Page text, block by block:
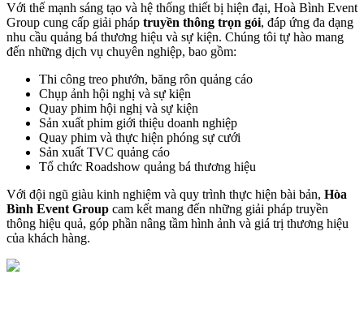
Với thế mạnh sáng tạo và hệ thống thiết bị hiện đại, Hoà Bình Event
Group cung cấp giải pháp truyền thông trọn gói, đáp ứng đa dạng
nhu cầu quảng bá thương hiệu và sự kiện. Chúng tôi tự hào mang
đến những dịch vụ chuyên nghiệp, bao gồm:
Thi công treo phướn, băng rôn quảng cáo
Chụp ảnh hội nghị và sự kiện
Quay phim hội nghị và sự kiện
Sản xuất phim giới thiệu doanh nghiệp
Quay phim và thực hiện phóng sự cưới
Sản xuất TVC quảng cáo
Tổ chức Roadshow quảng bá thương hiệu
Với đội ngũ giàu kinh nghiệm và quy trình thực hiện bài bản, Hòa
Bình Event Group cam kết mang đến những giải pháp truyền
thông hiệu quả, góp phần nâng tầm hình ảnh và giá trị thương hiệu
của khách hàng.